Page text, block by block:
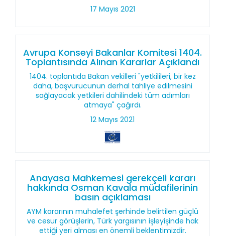
17 Mayıs 2021
Avrupa Konseyi Bakanlar Komitesi 1404.
Toplantısında Alınan Kararlar Açıklandı
1404. toplantıda Bakan vekilleri "yetkilileri, bir kez
daha, başvurucunun derhal tahliye edilmesini
sağlayacak yetkileri dahilindeki tüm adımları
atmaya" çağırdı.
12 Mayıs 2021
Anayasa Mahkemesi gerekçeli kararı
hakkında Osman Kavala müdafilerinin
basın açıklaması
AYM kararının muhalefet şerhinde belirtilen güçlü
ve cesur görüşlerin, Türk yargısının işleyişinde hak
ettiği yeri alması en önemli beklentimizdir.